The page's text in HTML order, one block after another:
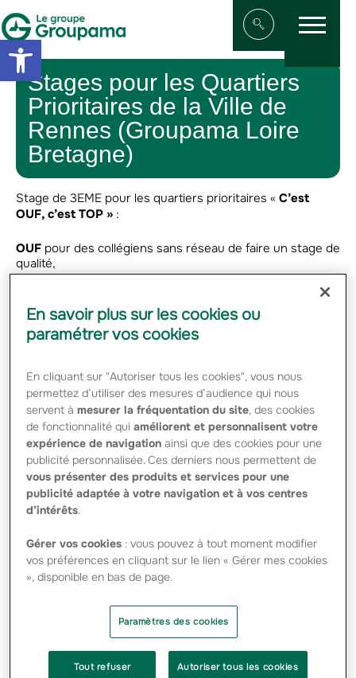
Open toolbar
Aller au contenu
Afficher/
Menu
Stages pour les Quartiers
Prioritaires de la Ville de
Rennes (Groupama Loire
Bretagne)
Stage de 3EME pour les quartiers prioritaires « C’est
OUF, c’est TOP » :
OUF pour des collégiens sans réseau de faire un stage de
qualité,
une action inclusive.
Pour en savoir plus, cliquez sur les images ci-dessous.
Créateurs de succès
L’édition 2024 : les 10 ans des Top Succès
Les projets proposés
Les projets proposés
En savoir plus sur les cookies ou
paramétrer vos cookies
En cliquant sur "Autoriser tous les cookies", vous nous
permettez d’utiliser des mesures d’audience qui nous
servent àmesurer la fréquentation du site, des cookies
de fonctionnalité quiaméliorent et personnalisent votre
expérience de navigation ainsi que des cookies pour une
publicité personnalisée. Ces derniers nous permettent de
vous présenter des produits et services pour une
publicité adaptée à votre navigation et à vos centres
d’intérêts.
Gérer vos cookies : vous pouvez à tout moment modifier
vos préférences en cliquant sur le lien « Gérer mes cookies
», disponible en bas de page.
Paramètres des cookies
Tout refuser Autoriser tous les cookies